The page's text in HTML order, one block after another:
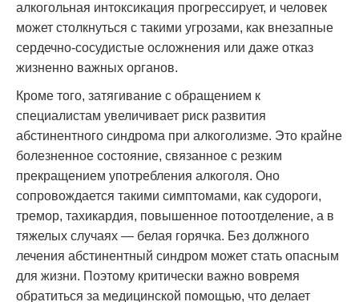
алкогольная интоксикация прогрессирует, и человек
может столкнуться с такими угрозами, как внезапные
сердечно-сосудистые осложнения или даже отказ
жизненно важных органов.
Кроме того, затягивание с обращением к
специалистам увеличивает риск развития
абстинентного синдрома при алкоголизме. Это крайне
болезненное состояние, связанное с резким
прекращением употребления алкоголя. Оно
сопровождается такими симптомами, как судороги,
тремор, тахикардия, повышенное потоотделение, а в
тяжелых случаях — белая горячка. Без должного
лечения абстинентный синдром может стать опасным
для жизни. Поэтому критически важно вовремя
обратиться за медицинской помощью, что делает